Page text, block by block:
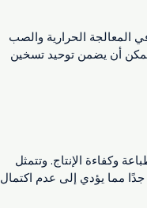
المعالجة الحرارية والصب
يمكن أن يضمن توحيد تسخين
وكفاءة الإنتاج. وتتمثل
مما يؤدي إلى عدم اكتمال